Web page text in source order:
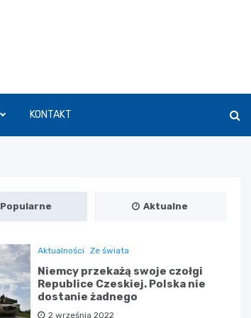
KONTAKT
Popularne Aktualne
Aktualności Ze świata
Niemcy przekażą swoje czołgi
Republice Czeskiej. Polska nie
dostanie żadnego
2 września 2022